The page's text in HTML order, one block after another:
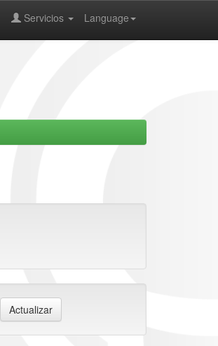
Language
Servicios